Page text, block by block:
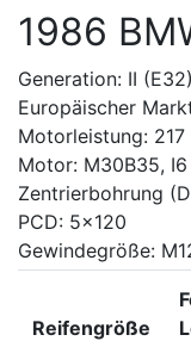
1986
Generation: II
Europäischer
Motorleistung: 217
Motor: M30B35,
Zentrierbohrung
PCD: 5x120
Gewindegröße:
Reifengröße